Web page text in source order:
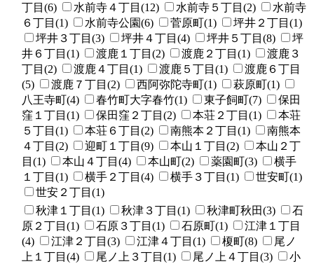
丁目(6)
水前寺４丁目(12) 水前寺５丁目(2)
水前寺
６丁目(1)
水前寺公園(6) 菅原町(1)
坪井２丁目(1)
坪井３丁目(3)
坪井４丁目(4) 坪井５丁目(8)
坪
井６丁目(1)
渡鹿１丁目(2) 渡鹿２丁目(1)
渡鹿３
丁目(2)
渡鹿４丁目(1) 渡鹿５丁目(1)
渡鹿６丁目
(5)
渡鹿７丁目(2) 西阿弥陀寺町(1)
萩原町(1)
八王寺町(4)
春竹町大字春竹(1) 東子飼町(7)
保田
窪１丁目(1)
保田窪２丁目(2) 本荘２丁目(1)
本荘
５丁目(1)
本荘６丁目(2) 南熊本２丁目(1)
南熊本
４丁目(2)
迎町１丁目(9) 本山１丁目(2)
本山２丁
目(1)
本山４丁目(4) 本山町(2) 薬園町(3)
横手
１丁目(1)
横手２丁目(4) 横手３丁目(1)
世安町(1)
世安２丁目(1)
秋津１丁目(1) 秋津３丁目(1) 秋津町秋田(3)
石
原２丁目(1)
石原３丁目(1) 石原町(1)
江津１丁目
(4)
江津２丁目(3) 江津４丁目(1) 榎町(8)
尾ノ
上１丁目(4)
尾ノ上３丁目(1) 尾ノ上４丁目(3)
小